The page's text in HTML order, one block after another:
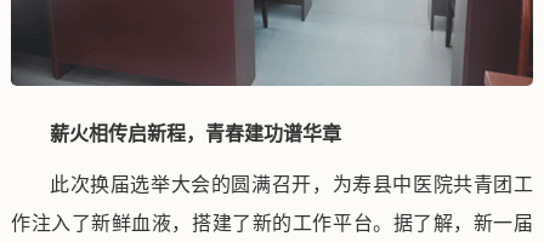
薪火相传启新程，青春建功谱华章
此次换届选举大会的圆满召开，为寿县中医院共青团工
作注入了新鲜血液，搭建了新的工作平台。据了解，新一届